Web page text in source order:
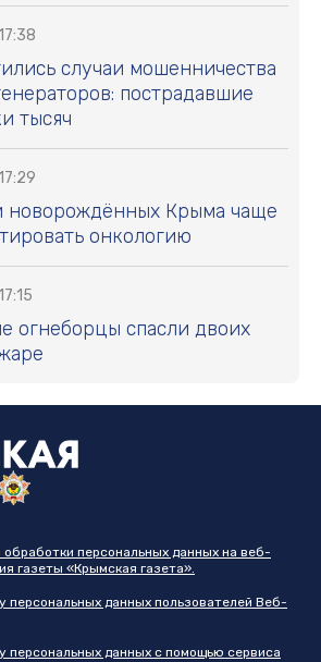
случаи мошенничества
пострадавшие
тысяч
новорождённых Крыма чаще
онкологию
огнеборцы спасли двоих
персональных данных на веб-
газеты «Крымская газета».
персональных данных пользователей Веб-
персональных данных с помощью сервиса